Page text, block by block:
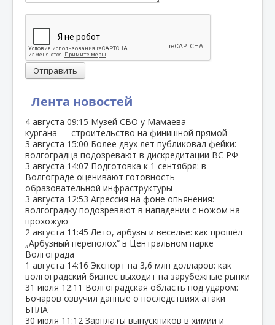
Лента новостей
4 августа 09:15 Музей СВО у Мамаева
кургана — строительство на финишной прямой
3 августа 15:00 Более двух лет публиковал фейки:
волгоградца подозревают в дискредитации ВС РФ
3 августа 14:07 Подготовка к 1 сентября: в
Волгограде оценивают готовность
образовательной инфраструктуры
3 августа 12:53 Агрессия на фоне опьянения:
волгоградку подозревают в нападении с ножом на
прохожую
2 августа 11:45 Лето, арбузы и веселье: как прошёл
„Арбузный переполох“ в Центральном парке
Волгограда
1 августа 14:16 Экспорт на 3,6 млн долларов: как
волгоградский бизнес выходит на зарубежные рынки
31 июля 12:11 Волгоградская область под ударом:
Бочаров озвучил данные о последствиях атаки
БПЛА
30 июля 11:12 Зарплаты выпускников в химии и
Отправить